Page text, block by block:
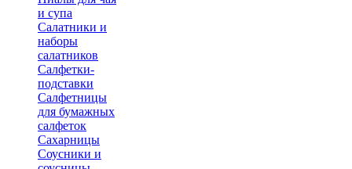
и супа
Салатники и
наборы
салатников
Салфетки-
подставки
Салфетницы
для бумажных
салфеток
Сахарницы
Соусники и